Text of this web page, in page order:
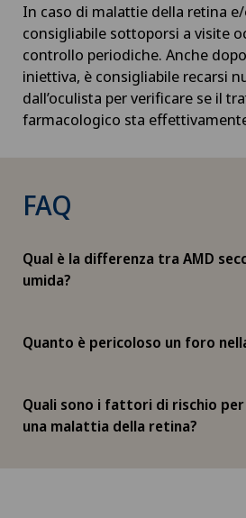
Diabetologia
DIAfit – Diabetes and
Disfunzione erettile
Disturbi dell'eiaculazione
Disturbi della vista
Drenaggio linfatico
In caso di malattie della retina
consigliabile sottoporsi a visite
controllo periodiche. Anche
iniettiva, è consigliabile recarsi
dall’oculista per verificare se il
farmacologico sta
FAQ
Qual è la differenza tra AMD
umida?
Quanto è pericoloso un foro
Quali sono i fattori di rischio
una malattia della retina?